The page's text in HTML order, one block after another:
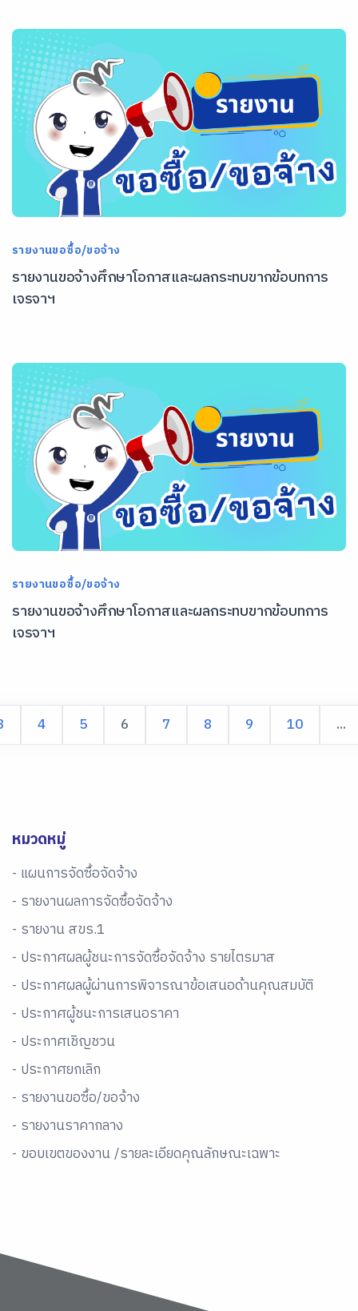
รายงานขอซื้อ/ขอจ้าง
รายงานขอจ้างศึกษาโอกาสและผลกระทบขากข้อบทการ
เจรจาฯ
รายงานขอซื้อ/ขอจ้าง
รายงานขอจ้างศึกษาโอกาสและผลกระทบขากข้อบทการ
เจรจาฯ
4 5 6 7 8 9 10 ...
หมวดหมู่
- แผนการจัดซื้อจัดจ้าง
- รายงานผลการจัดซื้อจัดจ้าง
- รายงาน สขร.1
- ประกาศผลผู้ชนะการจัดซื้อจัดจ้าง รายไตรมาส
- ประกาศผลผู้ผ่านการพิจารณาข้อเสนอด้านคุณสมบัติ
- ประกาศผู้ชนะการเสนอราคา
- ประกาศเชิญชวน
- ประกาศยกเลิก
- รายงานขอซื้อ/ขอจ้าง
- รายงานราคากลาง
- ขอบเขตของงาน /รายละเอียดคุณลักษณะเฉพาะ